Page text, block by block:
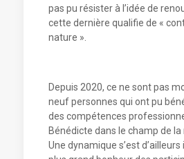
pas pu résister à l’idée de
cette dernière qualifie de «
nature ».
Depuis 2020, ce ne sont pas
neuf personnes qui ont pu
des compétences
Bénédicte dans le champ de
Une dynamique s’est